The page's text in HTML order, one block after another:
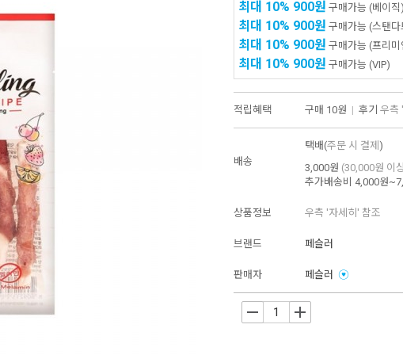
최대 10% 900원 구매가능 (베이
최대 10% 900원 구매가능 (스탠
최대 10% 900원 구매가능 (프리
최대 10% 900원 구매가능 (VIP)
적립혜택 구매 10원 | 후기 우측
배송
택배(주문 시 결제 )
3,000원 (30,000원 이
추가배송비
4,000원
상품정보 우측 '자세히' 참조
브랜드 페슬러
판매자 페슬러
+